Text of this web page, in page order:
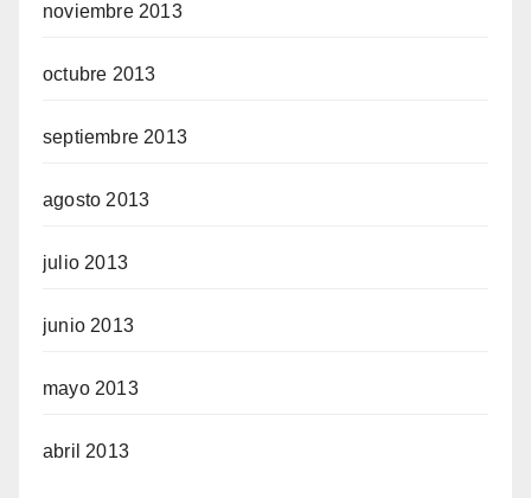
noviembre 2013
octubre 2013
septiembre 2013
agosto 2013
julio 2013
junio 2013
mayo 2013
abril 2013